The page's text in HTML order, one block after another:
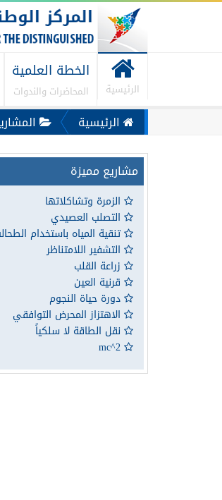
الرئيسية
الخطة العلمية
المحاضرات والندوات
الرئيسية
مشاريع مميزة
الزمرة وتشاكلاتها
التصلب العصيدي
تنقية المياه باستخدام
التشفير اللامتناظر
زراعة القلب
قرنية العين
دورة حياة النجوم
الاهتزاز المحرض التوافقي
نقل الطاقة لا سلكياً